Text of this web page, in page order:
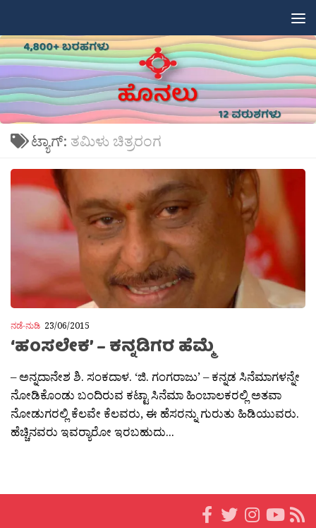
ಟ್ಯಾಗ್: ತಮಿಳು ಚಿತ್ರರಂಗ
ನಡೆ-ನುಡಿ 23/06/2015
‘ಹಂಸಲೇಕ’ – ಕನ್ನಡಿಗರ ಹೆಮ್ಮೆ
– ಅನ್ನದಾನೇಶ ಶಿ. ಸಂಕದಾಳ. ‘ಜಿ. ಗಂಗರಾಜು’ – ಕನ್ನಡ ಸಿನೆಮಾಗಳನ್ನೇ
ನೋಡಿಕೊಂಡು ಬಂದಿರುವ ಕಟ್ಟಾ ಸಿನೆಮಾ ಹಿಂಬಾಲಕರಲ್ಲಿ ಅತವಾ
ನೋಡುಗರಲ್ಲಿ ಕೆಲವೇ ಕೆಲವರು, ಈ ಹೆಸರನ್ನು ಗುರುತು ಹಿಡಿಯುವರು.
ಹೆಚ್ಚಿನವರು ಇವರ‍್ಯಾರೋ ಇರಬಹುದು...